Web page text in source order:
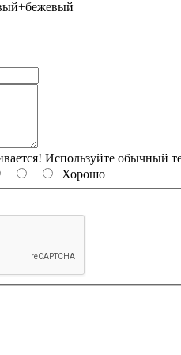
Используйте обычный
Хорошо